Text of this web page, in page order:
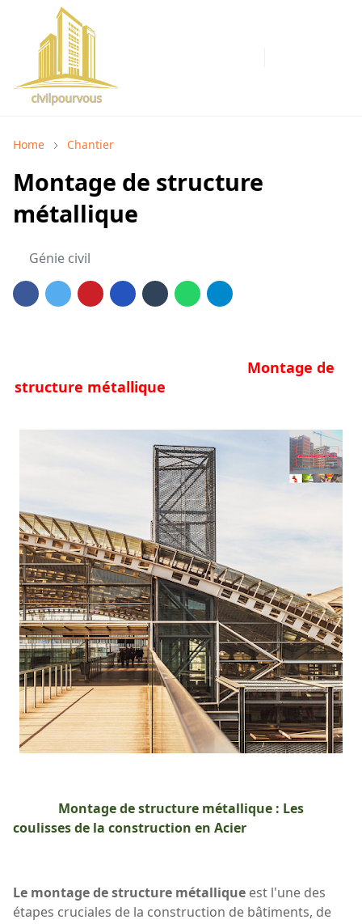
Home Chantier
Montage de structure
métallique
Génie civil
Montage de
structure métallique
Montage de structure métallique : Les
coulisses de la construction en Acier
Le montage de structure métallique est l'une des
étapes cruciales de la construction de bâtiments, de